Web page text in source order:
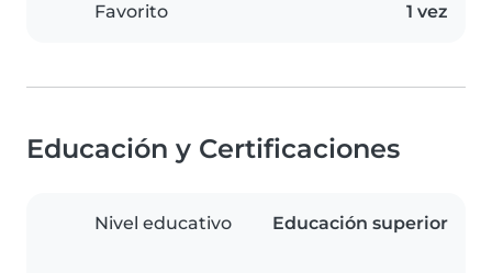
Favorito 1 vez
Educación y Certificaciones
Nivel educativo Educación superior